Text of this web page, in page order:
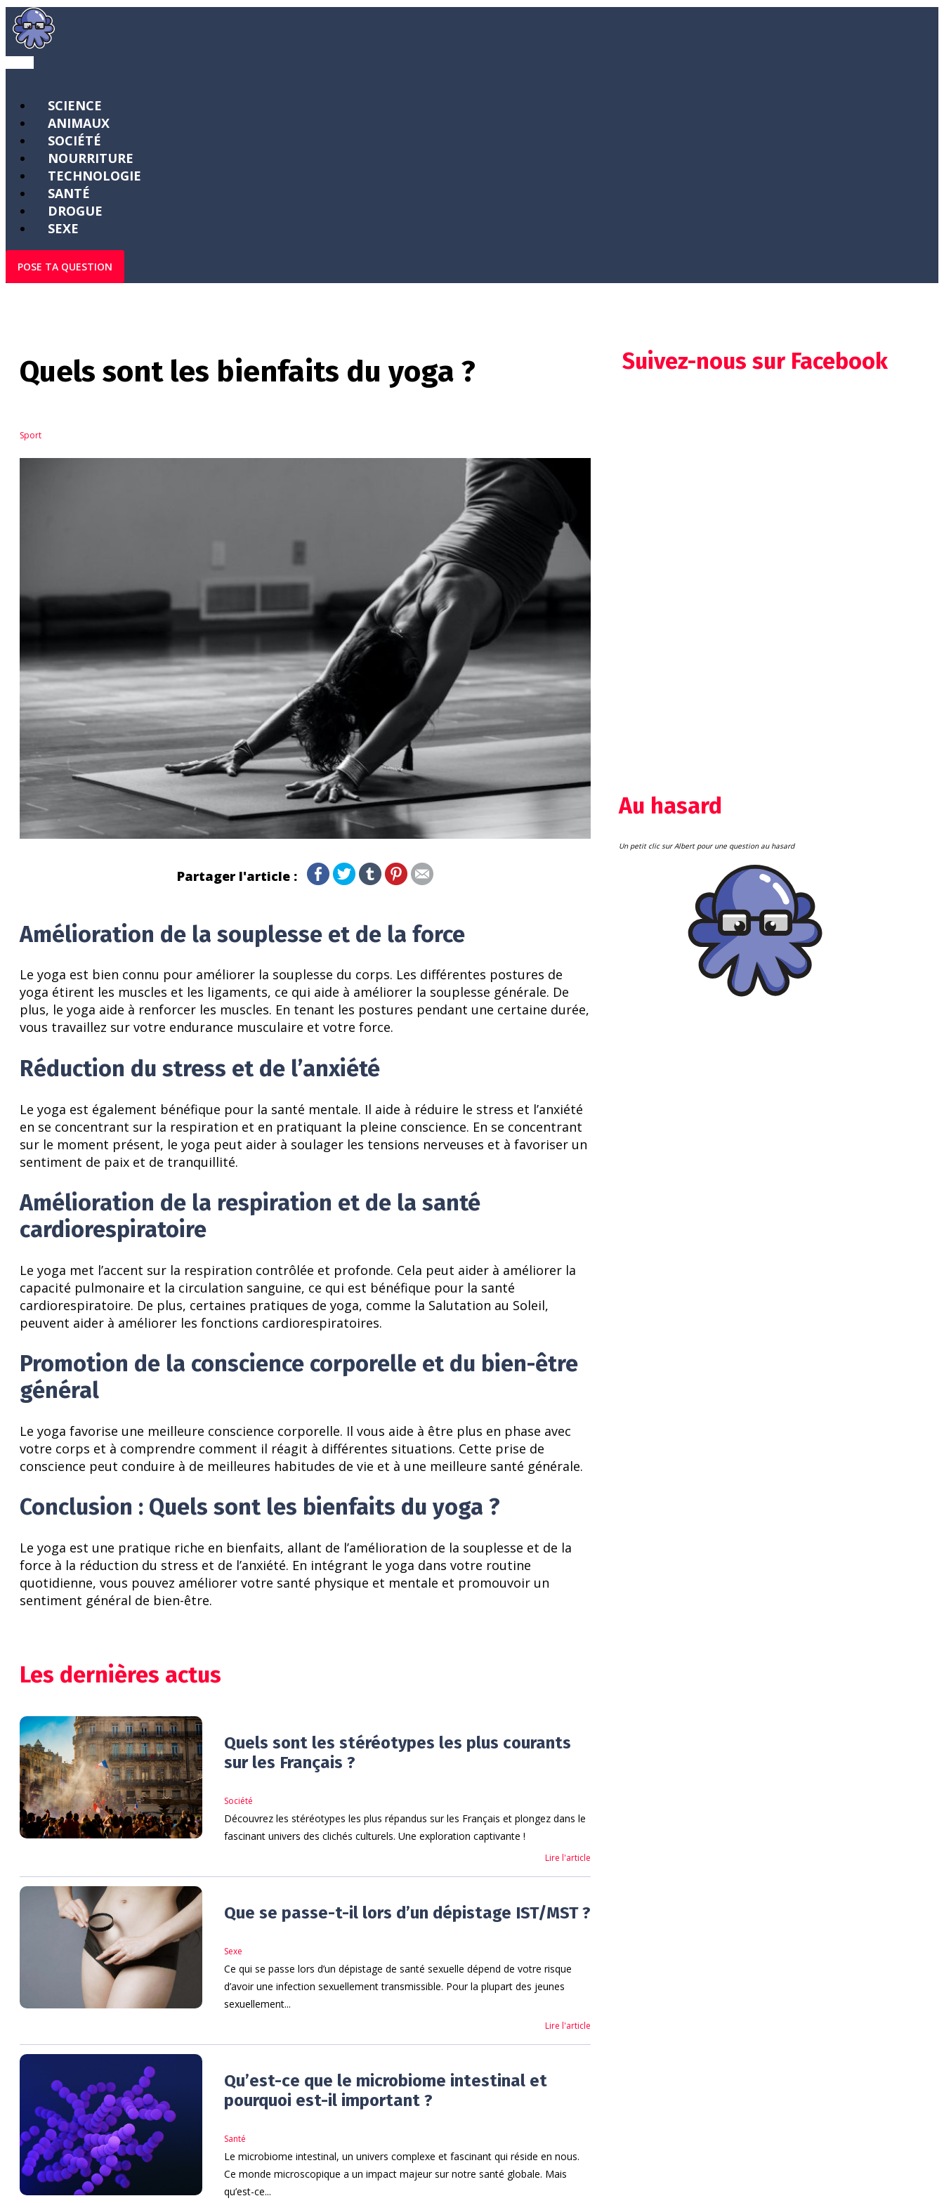
SCIENCE
ANIMAUX
SOCIÉTÉ
NOURRITURE
TECHNOLOGIE
SANTÉ
DROGUE
SEXE
POSE TA QUESTION
Quels sont les bienfaits du yoga ?
Sport
Partager l'article :
Amélioration de la souplesse et de la force
Le yoga est bien connu pour améliorer la souplesse du corps. Les différentes postures de
yoga étirent les muscles et les ligaments, ce qui aide à améliorer la souplesse générale. De
plus, le yoga aide à renforcer les muscles. En tenant les postures pendant une certaine durée,
vous travaillez sur votre endurance musculaire et votre force.
Réduction du stress et de l’anxiété
Le yoga est également bénéfique pour la santé mentale. Il aide à réduire le stress et l’anxiété
en se concentrant sur la respiration et en pratiquant la pleine conscience. En se concentrant
sur le moment présent, le yoga peut aider à soulager les tensions nerveuses et à favoriser un
sentiment de paix et de tranquillité.
Amélioration de la respiration et de la santé
cardiorespiratoire
Le yoga met l’accent sur la respiration contrôlée et profonde. Cela peut aider à améliorer la
capacité pulmonaire et la circulation sanguine, ce qui est bénéfique pour la santé
cardiorespiratoire. De plus, certaines pratiques de yoga, comme la Salutation au Soleil,
peuvent aider à améliorer les fonctions cardiorespiratoires.
Promotion de la conscience corporelle et du bien-être
général
Le yoga favorise une meilleure conscience corporelle. Il vous aide à être plus en phase avec
votre corps et à comprendre comment il réagit à différentes situations. Cette prise de
conscience peut conduire à de meilleures habitudes de vie et à une meilleure santé générale.
Conclusion : Quels sont les bienfaits du yoga ?
Le yoga est une pratique riche en bienfaits, allant de l’amélioration de la souplesse et de la
force à la réduction du stress et de l’anxiété. En intégrant le yoga dans votre routine
quotidienne, vous pouvez améliorer votre santé physique et mentale et promouvoir un
sentiment général de bien-être.
Les dernières actus
Quels sont les stéréotypes les plus courants
sur les Français ?
Société
Découvrez les stéréotypes les plus répandus sur les Français et plongez dans le
fascinant univers des clichés culturels. Une exploration captivante !
Lire l'article
Que se passe-t-il lors d’un dépistage IST/MST ?
Sexe
Ce qui se passe lors d’un dépistage de santé sexuelle dépend de votre risque
d’avoir une infection sexuellement transmissible. Pour la plupart des jeunes
sexuellement...
Lire l'article
Qu’est-ce que le microbiome intestinal et
pourquoi est-il important ?
Santé
Le microbiome intestinal, un univers complexe et fascinant qui réside en nous.
Ce monde microscopique a un impact majeur sur notre santé globale. Mais
qu’est-ce...
Suivez-nous sur Facebook
Au hasard
Un petit clic sur Albert pour une question au hasard